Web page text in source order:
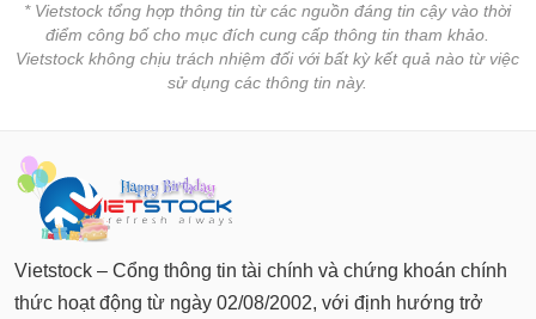
quỹ
Danh
phiếu
chi
tiết
Tổng
quan
* Vietstock tổng hợp thông tin từ các nguồn đáng tin cậy vào thời
điểm công bố cho mục đích cung cấp thông tin tham khảo.
Vietstock không chịu trách nhiệm đối với bất kỳ kết quả nào từ việc
sử dụng các thông tin này.
Vietstock – Cổng thông tin tài chính và chứng khoán chính
thức hoạt động từ ngày 02/08/2002, với định hướng trở
DỮ
LIỆU
Ngành
VS-
SECTOR